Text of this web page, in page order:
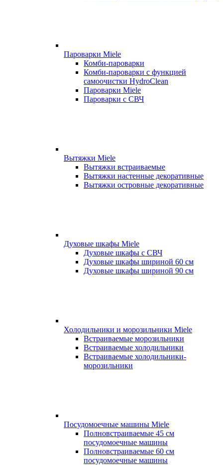
Пароварки Miele
Комби-пароварки
Комби-пароварки с функцией
самоочистки HydroClean
Пароварки Miele
Пароварки с СВЧ
Вытяжки Miele
Вытяжки встраиваемые
Вытяжки настенные декоративные
Вытяжки островные декоративные
Духовые шкафы Miele
Духовые шкафы с СВЧ
Духовые шкафы шириной 60 см
Духовые шкафы шириной 90 см
Холодильники и морозильники Miele
Встраиваемые морозильники
Встраиваемые холодильники
Встраиваемые холодильники-
морозильники
Посудомоечные машины Miele
Полновстраиваемые 45 см
посудомоечные машины
Полновстраиваемые 60 см
посудомоечные машины